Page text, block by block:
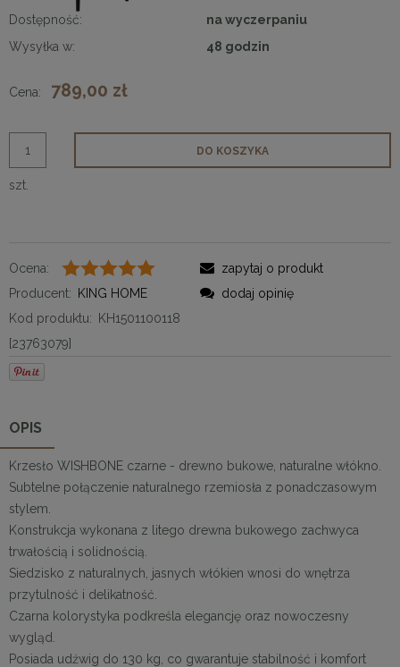
Dostępność:
na wyczerpaniu
Wysyłka w:
48 godzin
Cena: 789,00 zł
szt.
DO KOSZYKA
Ocena:
Producent:
KING HOME
Kod produktu:
KH1501100118
[23763079]
zapytaj o produkt
dodaj opinię
OPIS
Krzesło WISHBONE czarne - drewno bukowe, naturalne włókno.
Subtelne połączenie naturalnego rzemiosła z ponadczasowym
stylem.
Konstrukcja wykonana z litego drewna bukowego zachwyca
trwałością i solidnością.
Siedzisko z naturalnych, jasnych włókien wnosi do wnętrza
przytulność i delikatność.
Czarna kolorystyka podkreśla elegancję oraz nowoczesny
wygląd.
Posiada udźwig do 130 kg, co gwarantuje stabilność i komfort